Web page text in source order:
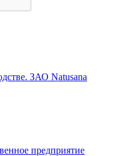
ЗАО Natusana
предприятие